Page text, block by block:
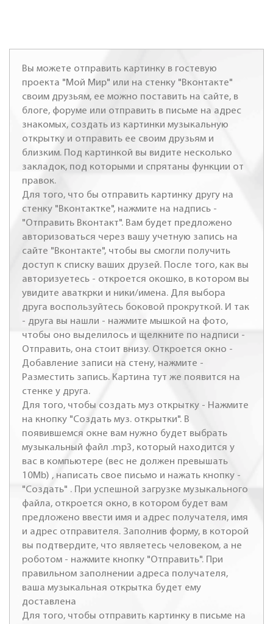
Вы можете отправить картинку в гостевую
проекта "Мой Мир" или на стенку "Вконтакте"
своим друзьям, ее можно поставить на сайте, в
блоге, форуме или отправить в письме на адрес
знакомых, создать из картинки музыкальную
открытку и отправить ее своим друзьям и
близким. Под картинкой вы видите несколько
закладок, под которыми и спрятаны функции от
правок.
Для того, что бы отправить картинку другу на
стенку "Вконтактке", нажмите на надпись -
"Отправить Вконтакт". Вам будет предложено
авторизоваться через вашу учетную запись на
сайте "Вконтакте", чтобы вы смогли получить
доступ к списку ваших друзей. После того, как вы
авторизуетесь - откроется окошко, в котором вы
увидите аваткрки и ники/имена. Для выбора
друга воспользуйтесь боковой прокруткой. И так
- друга вы нашли - нажмите мышкой на фото,
чтобы оно выделилось и щелкните по надписи -
Отправить, она стоит внизу. Откроется окно -
Добавление записи на стену, нажмите -
Разместить запись. Картина тут же появится на
стенке у друга.
Для того, чтобы создать муз открытку - Нажмите
на кнопку "Создать муз. открытки". В
появившемся окне вам нужно будет выбрать
музыкальный файл .mp3, который находится у
вас в компьютере (вес не должен превышать
10Mb) , написать свое письмо и нажать кнопку -
"Создать" . При успешной загрузке музыкального
файла, откроется окно, в котором будет вам
предложено ввести имя и адрес получателя, имя
и адрес отправителя. Заполнив форму, в которой
вы подтвердите, что являетесь человеком, а не
роботом - нажмите кнопку "Отправить". При
правильном заполнении адреса получателя,
ваша музыкальная открытка будет ему
доставлена
Для того, чтобы отправить картинку в письме на